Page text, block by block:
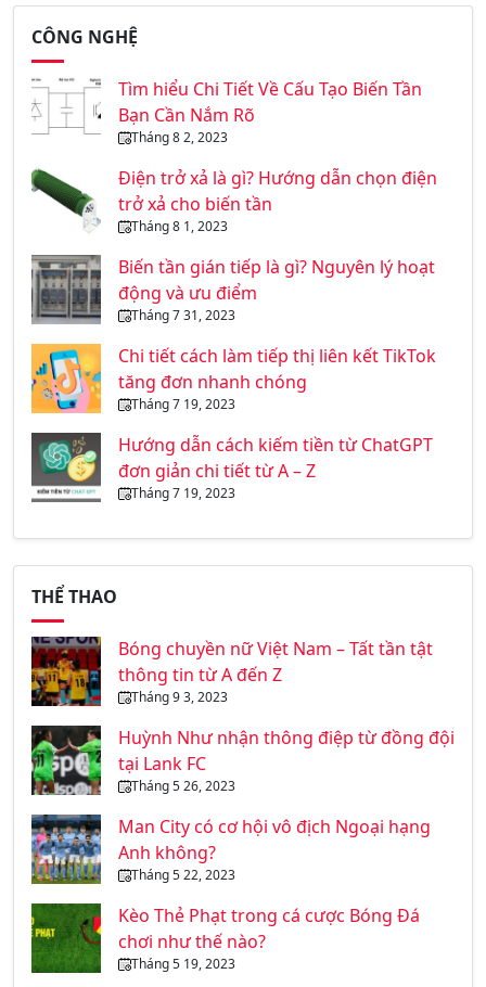
CÔNG NGHỆ
Tìm hiểu Chi Tiết Về Cấu Tạo Biến Tần
Bạn Cần Nắm Rõ
Tháng 8 2, 2023
Điện trở xả là gì? Hướng dẫn chọn điện
trở xả cho biến tần
Tháng 8 1, 2023
Biến tần gián tiếp là gì? Nguyên lý hoạt
động và ưu điểm
Tháng 7 31, 2023
Chi tiết cách làm tiếp thị liên kết TikTok
tăng đơn nhanh chóng
Tháng 7 19, 2023
Hướng dẫn cách kiếm tiền từ ChatGPT
đơn giản chi tiết từ A – Z
Tháng 7 19, 2023
THỂ THAO
Bóng chuyền nữ Việt Nam – Tất tần tật
thông tin từ A đến Z
Tháng 9 3, 2023
Huỳnh Như nhận thông điệp từ đồng đội
tại Lank FC
Tháng 5 26, 2023
Man City có cơ hội vô địch Ngoại hạng
Anh không?
Tháng 5 22, 2023
Kèo Thẻ Phạt trong cá cược Bóng Đá
chơi như thế nào?
Tháng 5 19, 2023